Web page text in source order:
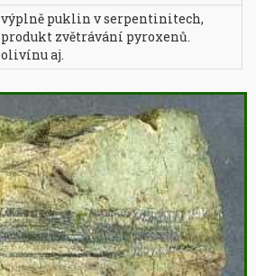
výplně puklin v serpentinitech,
produkt zvětrávání pyroxenů.
olivínu aj.